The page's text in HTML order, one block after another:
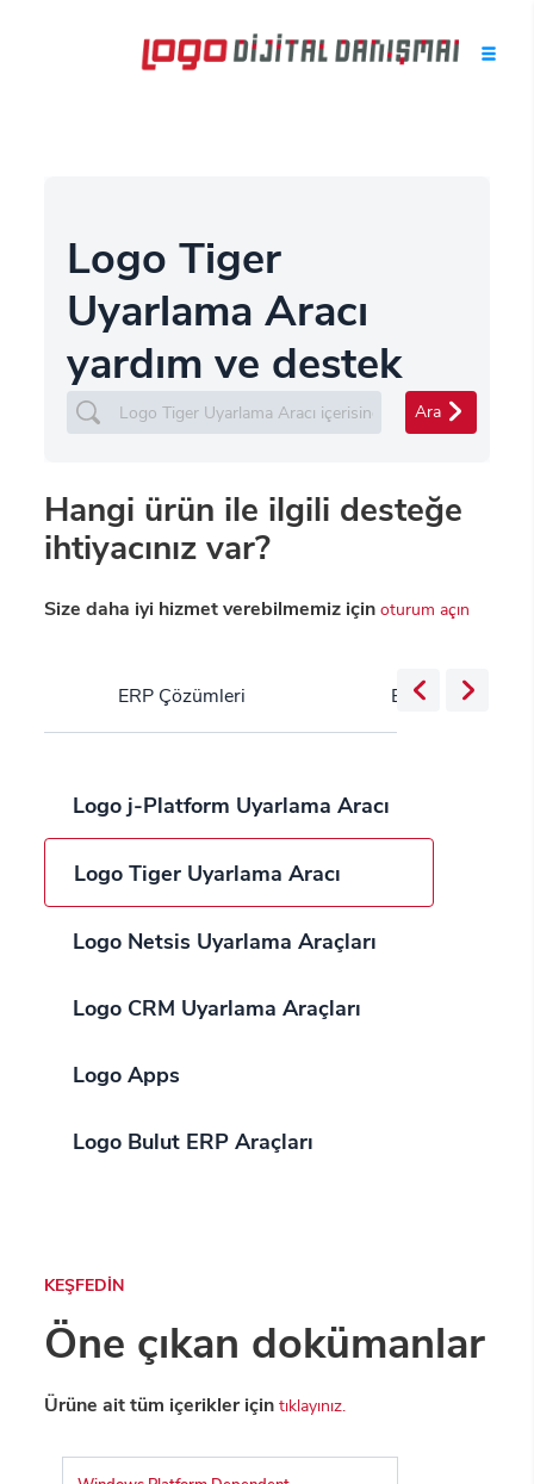
Logo Tiger
Uyarlama Aracı
yardım ve destek
Ara
Hangi ürün ile ilgili desteğe
ihtiyacınız var?
Size daha iyi hizmet verebilmemiz içinoturum açın
ERP Çözümleri Bulut Servisleri
Logo j-Platform Uyarlama Aracı
Logo Tiger Uyarlama Aracı
Logo Netsis Uyarlama Araçları
Logo CRM Uyarlama Araçları
Logo Apps
Logo Bulut ERP Araçları
KEŞFEDİN
Öne çıkan dokümanlar
Ürüne ait tüm içerikler içintıklayınız.